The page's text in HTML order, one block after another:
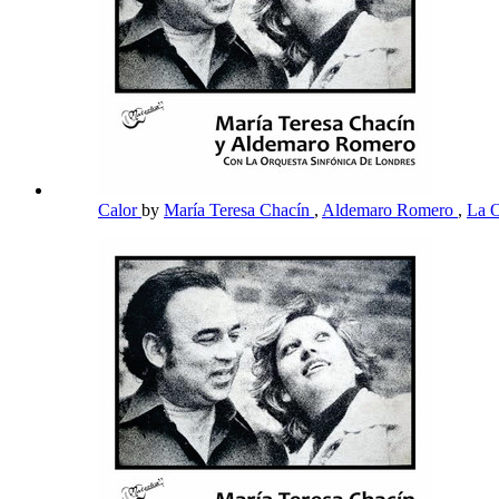
Calorby María Teresa Chacín , Aldemaro Romero , La